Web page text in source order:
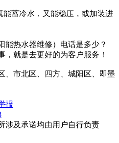
能蓄冷水，又能稳压，或加装进
能热水器维修）电话是多少？
就是去更好的为客户服务！
、市北区、四方、城阳区、即墨
报
涉及承诺均由用户自行负责